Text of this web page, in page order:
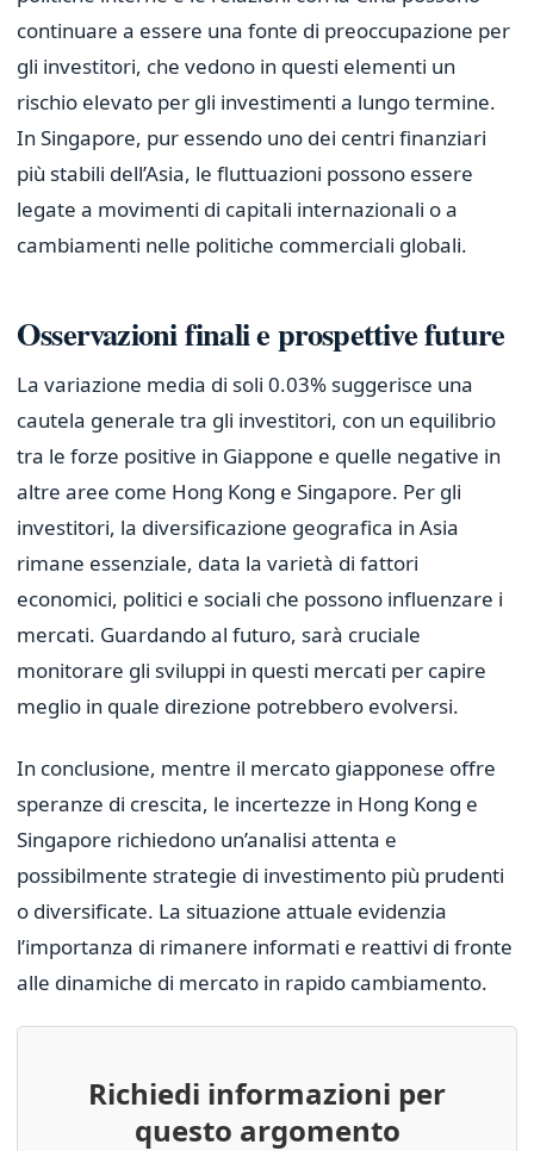
continuare a essere una fonte di preoccupazione per
gli investitori, che vedono in questi elementi un
rischio elevato per gli investimenti a lungo termine.
In Singapore, pur essendo uno dei centri finanziari
più stabili dell’Asia, le fluttuazioni possono essere
legate a movimenti di capitali internazionali o a
cambiamenti nelle politiche commerciali globali.
Osservazioni finali e prospettive future
La variazione media di soli 0.03% suggerisce una
cautela generale tra gli investitori, con un equilibrio
tra le forze positive in Giappone e quelle negative in
altre aree come Hong Kong e Singapore. Per gli
investitori, la diversificazione geografica in Asia
rimane essenziale, data la varietà di fattori
economici, politici e sociali che possono influenzare i
mercati. Guardando al futuro, sarà cruciale
monitorare gli sviluppi in questi mercati per capire
meglio in quale direzione potrebbero evolversi.
In conclusione, mentre il mercato giapponese offre
speranze di crescita, le incertezze in Hong Kong e
Singapore richiedono un’analisi attenta e
possibilmente strategie di investimento più prudenti
o diversificate. La situazione attuale evidenzia
l’importanza di rimanere informati e reattivi di fronte
alle dinamiche di mercato in rapido cambiamento.
Richiedi informazioni per
questo argomento